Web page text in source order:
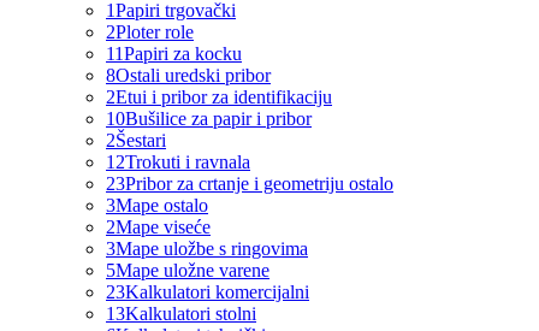
1Papiri trgovački
2Ploter role
11Papiri za kocku
8Ostali uredski pribor
2Etui i pribor za identifikaciju
10Bušilice za papir i pribor
2Šestari
12Trokuti i ravnala
23Pribor za crtanje i geometriju ostalo
3Mape ostalo
2Mape viseće
3Mape uložbe s ringovima
5Mape uložne varene
23Kalkulatori komercijalni
13Kalkulatori stolni